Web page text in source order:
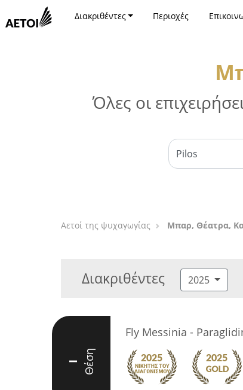
Διακριθέντες Περιοχές
Όλες οι
Αετοί της ψυχαγωγίας Μπαρ, Θέατρα,
Διακριθέντες 2025
I Θέση
Fly Messinia -